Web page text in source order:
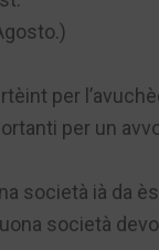
per
per un
società ià da
società